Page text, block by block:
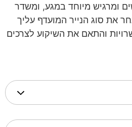
ומרגיש מיוחד במגע, ומשדר
את סוג הנייר המועדף עליך
והתאם את השיקוע לצרכים